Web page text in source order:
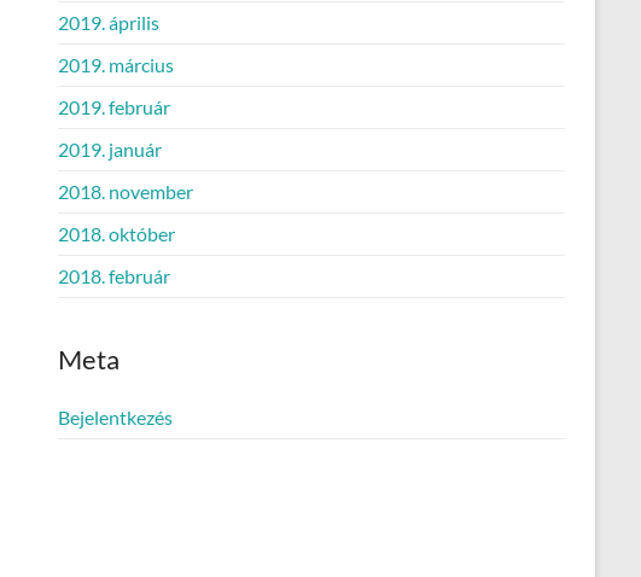
2019. április
2019. március
2019. február
2019. január
2018. november
2018. október
2018. február
Meta
Bejelentkezés